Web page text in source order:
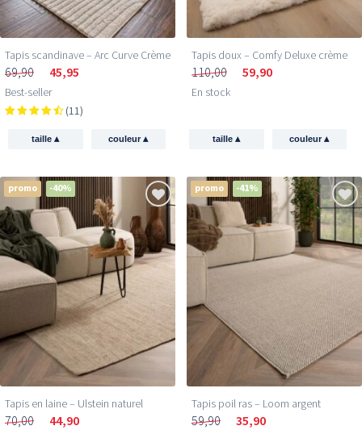
Tapis scandinave – Arc Curve Crème
69,90 45,95
Best-seller
(11)
taille▴ couleur▴
Tapis doux – Comfy Deluxe crème
110,00 59,90
En stock
taille▴ couleur▴
promo -40%
Tapis en laine – Ulstein naturel
70,00 44,90
promo -41%
Tapis poil ras​ – Loom argent
59,90 35,90